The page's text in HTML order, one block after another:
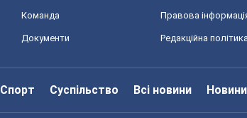
Команда Правова
Документи Редакційна політика
Спорт Суспільство Всі новини